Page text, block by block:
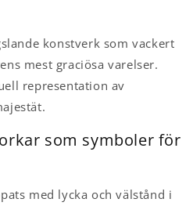
konstverk som vackert
mest graciösa varelser.
representation av
som symboler för
med lycka och välstånd i